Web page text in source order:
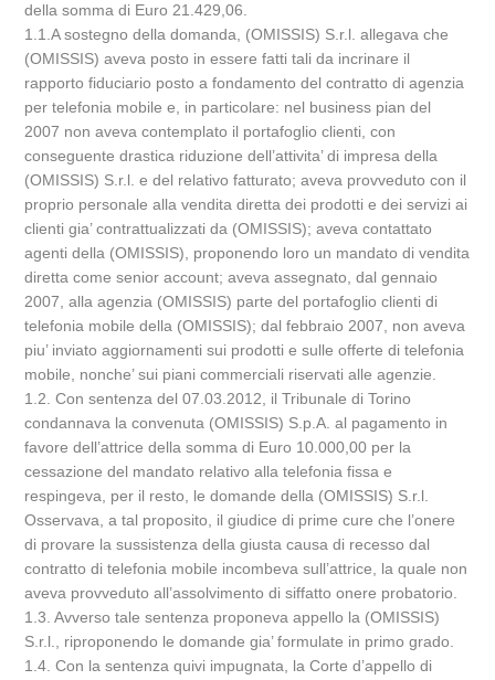
della somma di Euro 21.429,06.
1.1.A sostegno della domanda, (OMISSIS) S.r.l. allegava che
(OMISSIS) aveva posto in essere fatti tali da incrinare il
rapporto fiduciario posto a fondamento del contratto di agenzia
per telefonia mobile e, in particolare: nel business pian del
2007 non aveva contemplato il portafoglio clienti, con
conseguente drastica riduzione dell’attivita’ di impresa della
(OMISSIS) S.r.l. e del relativo fatturato; aveva provveduto con il
proprio personale alla vendita diretta dei prodotti e dei servizi ai
clienti gia’ contrattualizzati da (OMISSIS); aveva contattato
agenti della (OMISSIS), proponendo loro un mandato di vendita
diretta come senior account; aveva assegnato, dal gennaio
2007, alla agenzia (OMISSIS) parte del portafoglio clienti di
telefonia mobile della (OMISSIS); dal febbraio 2007, non aveva
piu’ inviato aggiornamenti sui prodotti e sulle offerte di telefonia
mobile, nonche’ sui piani commerciali riservati alle agenzie.
1.2. Con sentenza del 07.03.2012, il Tribunale di Torino
condannava la convenuta (OMISSIS) S.p.A. al pagamento in
favore dell’attrice della somma di Euro 10.000,00 per la
cessazione del mandato relativo alla telefonia fissa e
respingeva, per il resto, le domande della (OMISSIS) S.r.l.
Osservava, a tal proposito, il giudice di prime cure che l’onere
di provare la sussistenza della giusta causa di recesso dal
contratto di telefonia mobile incombeva sull’attrice, la quale non
aveva provveduto all’assolvimento di siffatto onere probatorio.
1.3. Avverso tale sentenza proponeva appello la (OMISSIS)
S.r.l., riproponendo le domande gia’ formulate in primo grado.
1.4. Con la sentenza quivi impugnata, la Corte d’appello di